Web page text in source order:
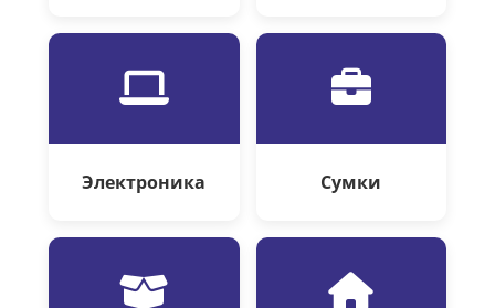
Электроника Сумки